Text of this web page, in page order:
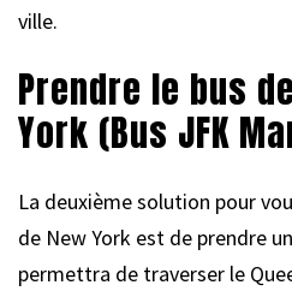
ville.
Prendre le bus
York (Bus JFK
La deuxième solution pour
de New York est de prendre
permettra de traverser le